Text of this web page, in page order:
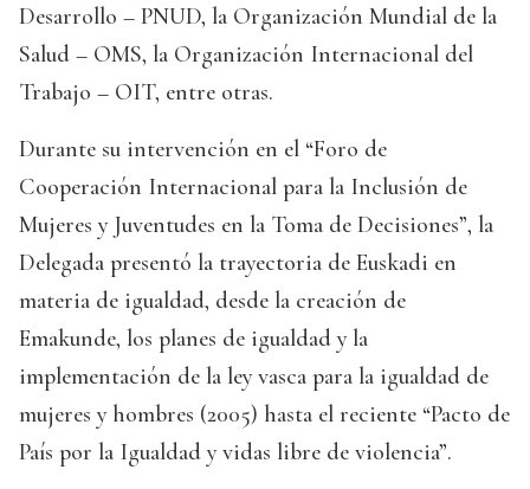
Desarrollo – PNUD, la Organización Mundial de la
Salud – OMS, la Organización Internacional del
Trabajo – OIT, entre otras.
Durante su intervención en el “Foro de
Cooperación Internacional para la Inclusión de
Mujeres y Juventudes en la Toma de Decisiones”, la
Delegada presentó la trayectoria de Euskadi en
materia de igualdad, desde la creación de
Emakunde, los planes de igualdad y la
implementación de la ley vasca para la igualdad de
mujeres y hombres (2005) hasta el reciente “Pacto de
País por la Igualdad y vidas libre de violencia”.